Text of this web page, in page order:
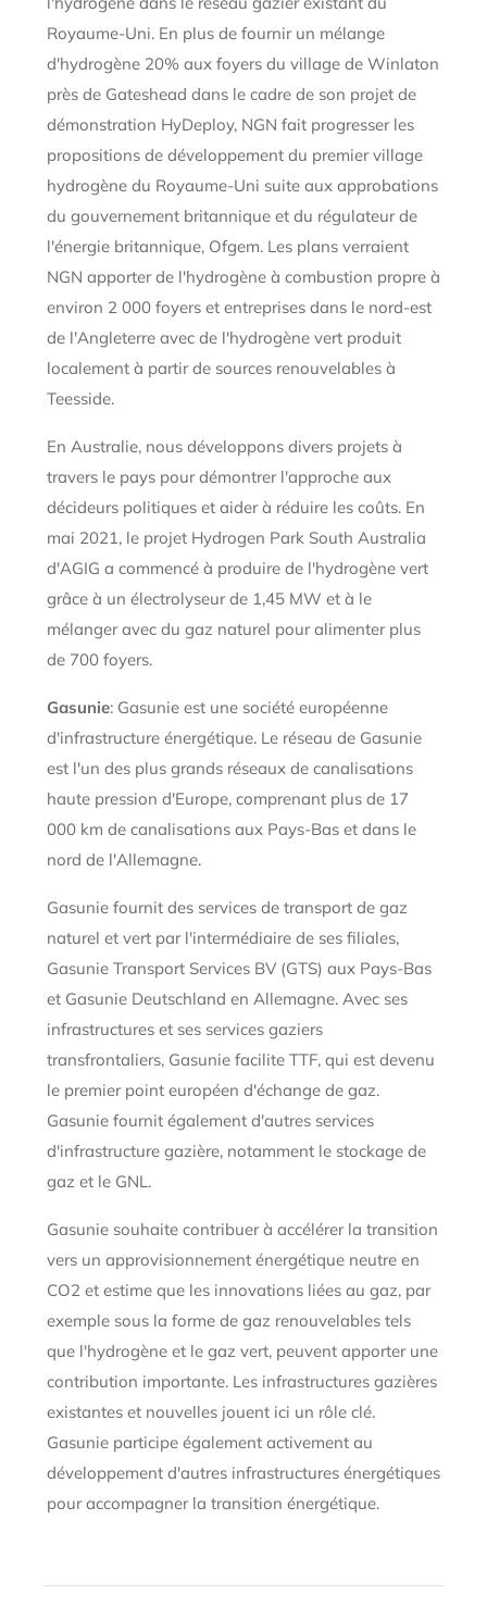
Royaume-Uni. En plus de fournir un mélange
d'hydrogène 20% aux foyers du village de Winlaton
près de Gateshead dans le cadre de son projet de
démonstration HyDeploy, NGN fait progresser les
propositions de développement du premier village
hydrogène du Royaume-Uni suite aux approbations
du gouvernement britannique et du régulateur de
l'énergie britannique, Ofgem. Les plans verraient
NGN apporter de l'hydrogène à combustion propre à
environ 2 000 foyers et entreprises dans le nord-est
de l'Angleterre avec de l'hydrogène vert produit
localement à partir de sources renouvelables à
Teesside.
En Australie, nous développons divers projets à
travers le pays pour démontrer l'approche aux
décideurs politiques et aider à réduire les coûts. En
mai 2021, le projet Hydrogen Park South Australia
d'AGIG a commencé à produire de l'hydrogène vert
grâce à un électrolyseur de 1,45 MW et à le
mélanger avec du gaz naturel pour alimenter plus
de 700 foyers.
Gasunie: Gasunie est une société européenne
d'infrastructure énergétique. Le réseau de Gasunie
est l'un des plus grands réseaux de canalisations
haute pression d'Europe, comprenant plus de 17
000 km de canalisations aux Pays-Bas et dans le
nord de l'Allemagne.
Gasunie fournit des services de transport de gaz
naturel et vert par l'intermédiaire de ses filiales,
Gasunie Transport Services BV (GTS) aux Pays-Bas
et Gasunie Deutschland en Allemagne. Avec ses
infrastructures et ses services gaziers
transfrontaliers, Gasunie facilite TTF, qui est devenu
le premier point européen d'échange de gaz.
Gasunie fournit également d'autres services
d'infrastructure gazière, notamment le stockage de
gaz et le GNL.
Gasunie souhaite contribuer à accélérer la transition
vers un approvisionnement énergétique neutre en
CO2 et estime que les innovations liées au gaz, par
exemple sous la forme de gaz renouvelables tels
que l'hydrogène et le gaz vert, peuvent apporter une
contribution importante. Les infrastructures gazières
existantes et nouvelles jouent ici un rôle clé.
Gasunie participe également activement au
développement d'autres infrastructures énergétiques
pour accompagner la transition énergétique.